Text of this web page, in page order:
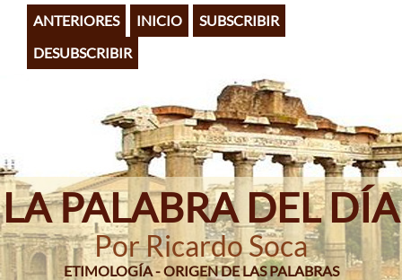
Pasar
contenido
principal
ANTERIORES INICIO
SUBSCRIBIR
DESUBSCRIBIR
LA PALABRA DEL DÍA
Por Ricardo Soca
ETIMOLOGÍA - ORIGEN DE LAS PALABRAS